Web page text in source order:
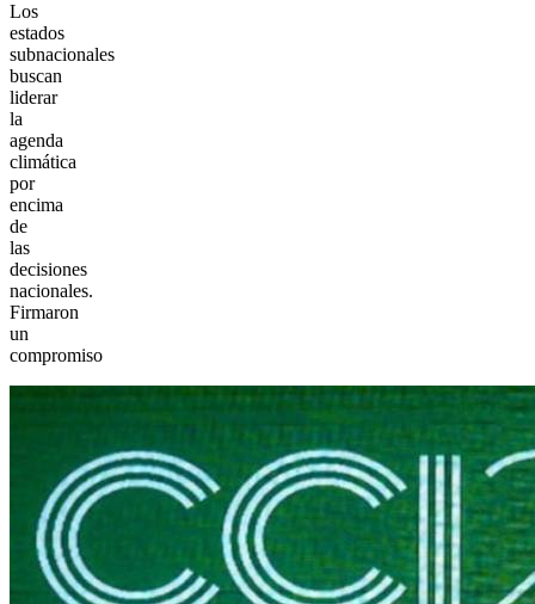
Los
estados
subnacionales
buscan
liderar
la
agenda
climática
por
encima
de
las
decisiones
nacionales.
Firmaron
un
compromiso